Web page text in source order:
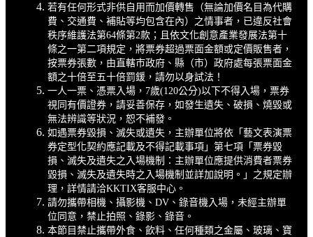
若有任何形式非供自用而加價轉售（無論加價名目為代購
費、交通費、補貼等均包含在內）之情事者，已違反社會
秩序維護法第64條第2款；且依文化創意產業發展法第十
條之一第二項規定，將票券超過票面金額或定價販售者，
按票券張數，由直轄市政府、縣（市）政府處每張票面金
額之十倍至五十倍罰鍰，請勿以身試法！
一人一票、憑票入場，7歲(120公分)以下不得入場，票券
視同有價證券，請妥善保存，如發生遺失、破損、燒毀或
無法辨識等狀況，恕不補發。
如遇票券毀損、滅失或遺失，主辦單位將依「藝文表演票
券定型化契約應記載及不得記載事項」第七項「票券毀
損、滅失及遺失之入場機制：主辦單位應提供消費者票券
毀損、滅失及遺失時之入場機制並詳加說明。」之規定辦
理，詳情請洽KKTIX客服中心。
請勿攜帶相機、攝影機、DV、錄音機入場，未經主辦單
位同意，禁止拍照、錄影、錄音。
本節目禁止攜帶外食、飲料、任何種類之金屬、玻璃、寶